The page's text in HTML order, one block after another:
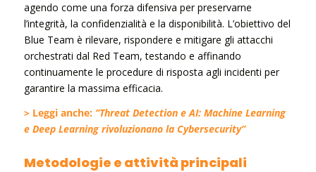
agendo come una forza difensiva per preservarne
l’integrità, la confidenzialità e la disponibilità. L’obiettivo del
Blue Team è rilevare, rispondere e mitigare gli attacchi
orchestrati dal Red Team, testando e affinando
continuamente le procedure di risposta agli incidenti per
garantire la massima efficacia.
> Leggi anche: “Threat Detection e AI: Machine Learning
e Deep Learning rivoluzionano la Cybersecurity”
Metodologie e attività principali